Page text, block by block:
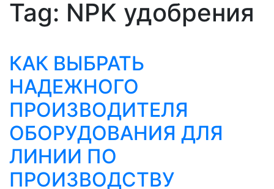
เข้าสู่ระบบ
สมัครสมาชิก
Tag: NPK удобрения
КАК ВЫБРАТЬ
НАДЕЖНОГО
ПРОИЗВОДИТЕЛЯ
ОБОРУДОВАНИЯ ДЛЯ
ЛИНИИ ПО
ПРОИЗВОДСТВУ